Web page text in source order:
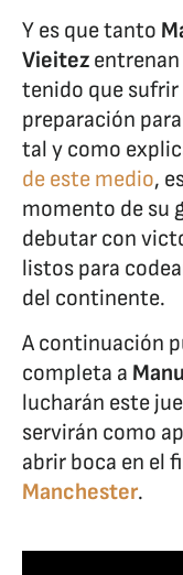
Y es que tanto
Vieitez
tenido que sufrir
preparación
tal y como
de este medio,
momento de su
debutar con
listos para
del continente.
A continuación
completa a
lucharán este
servirán como
abrir boca en el
Manchester.